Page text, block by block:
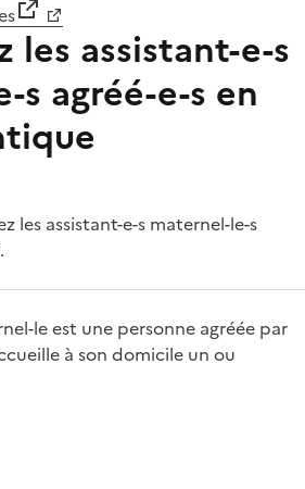
les assistant-e-s
s agréé-e-s en
les assistant-e-s maternel-le-s
le est une personne agréée par
à son domicile un ou